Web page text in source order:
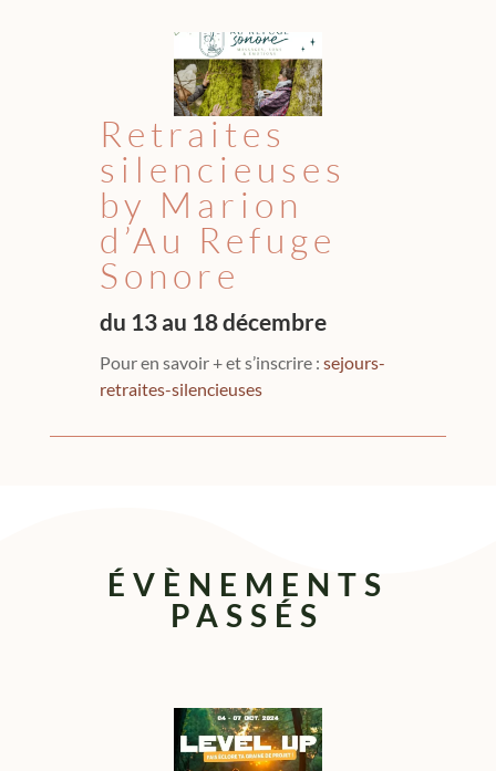
Retraites
silencieuses
by Marion
d’Au Refuge
Sonore
du 13 au 18 décembre
Pour en savoir + et s’inscrire : sejours-
retraites-silencieuses
ÉVÈNEMENTS
PASSÉS